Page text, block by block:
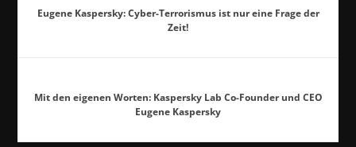
Eugene Kaspersky: Cyber-Terrorismus ist nur eine Frage der
Zeit!
Mit den eigenen Worten: Kaspersky Lab Co-Founder und CEO
Eugene Kaspersky